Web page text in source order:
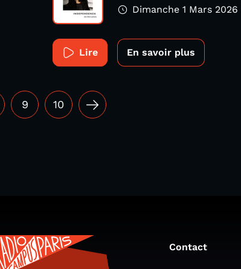
Dimanche 1 Mars 2026
Lire En savoir plus
9 10
Contact